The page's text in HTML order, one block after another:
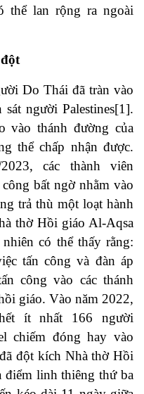
thể lan rộng ra ngoài
Do Thái đã tràn vào
người Palestines[1].
vào thánh đường của
thể chấp nhận được.
các thành viên
bất ngờ nhằm vào
trả thù một loạt hành
thờ Hồi giáo Al-Aqsa
có thể thấy rằng:
tấn công và đàn áp
công vào các thánh
giáo. Vào năm 2022,
ít nhất 166 người
chiếm đóng hay vào
đột kích Nhà thờ Hồi
điểm linh thiêng thứ ba